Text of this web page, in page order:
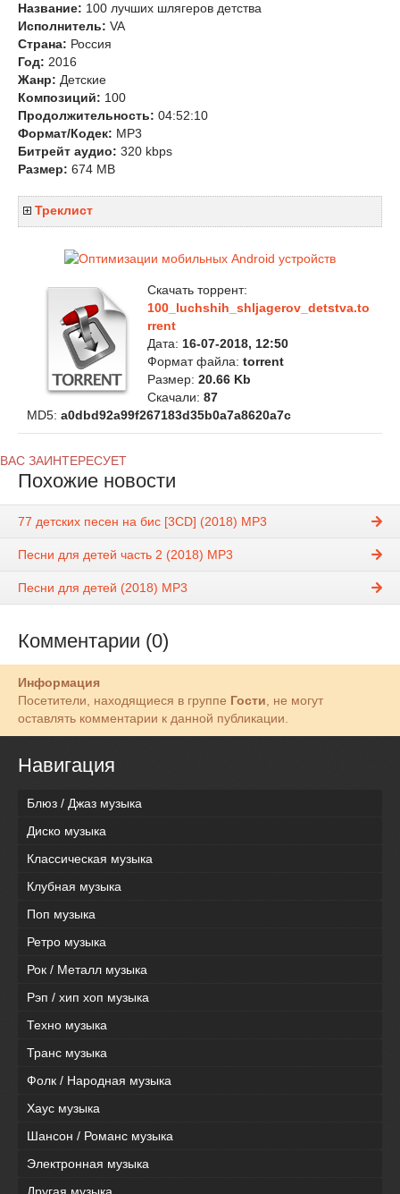
Название: 100 лучших шлягеров детства
Исполнитель: VA
Страна: Россия
Год: 2016
Жанр: Детские
Композиций: 100
Продолжительность: 04:52:10
Формат/Кодек: MP3
Битрейт аудио: 320 kbps
Размер: 674 MB
Треклист
Скачать торрент:
100_luchshih_shljagerov_detstva.to
rrent
Дата: 16-07-2018, 12:50
Формат файла: torrent
Размер: 20.66 Kb
Скачали: 87
MD5: a0dbd92a99f267183d35b0a7a8620a7c
ВАС ЗАИНТЕРЕСУЕТ
Похожие новости
77 детских песен на бис [3CD] (2018) MP3
Песни для детей часть 2 (2018) MP3
Песни для детей (2018) MP3
Комментарии (0)
Информация
Посетители, находящиеся в группе Гости, не могут
оставлять комментарии к данной публикации.
Навигация
Блюз / Джаз музыка
Диско музыка
Классическая музыка
Клубная музыка
Поп музыка
Ретро музыка
Рок / Металл музыка
Рэп / хип хоп музыка
Техно музыка
Транс музыка
Фолк / Народная музыка
Хаус музыка
Шансон / Романс музыка
Электронная музыка
Другая музыка